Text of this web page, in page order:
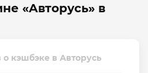
«Авторусь» в
о кэшбэке в Авторусь